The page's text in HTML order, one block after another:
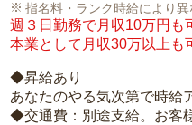
指名料・ランク時給により異
週３日勤務で月収10万円も
本業として月収30万以上も
◆昇給あり
あなたのやる気次第で時給
◆交通費：別途支給。お客